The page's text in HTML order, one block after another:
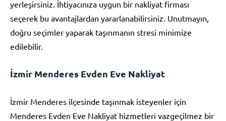
yerleşirsiniz. İhtiyacınıza uygun bir nakliyat firması
seçerek bu avantajlardan yararlanabilirsiniz. Unutmayın,
doğru seçimler yaparak taşınmanın stresi minimize
edilebilir.
İzmir Menderes Evden Eve Nakliyat
İzmir Menderes ilçesinde taşınmak isteyenler için
Menderes Evden Eve Nakliyat hizmetleri vazgeçilmez bir